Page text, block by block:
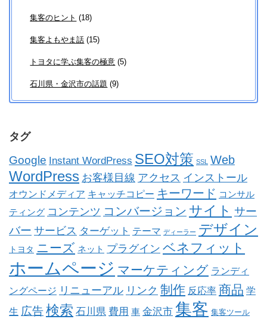
集客のヒント (18)
集客よもやま話 (15)
トヨタに学ぶ集客の極意 (5)
石川県・金沢市の話題 (9)
タグ
Google Instant WordPress SEO対策 SSL Web
WordPress お客様目線 アクセス インストール
オウンドメディア キャッチコピー キーワード コンサル
ティング コンテンツ コンバージョン サイト サー
バー サービス ターゲット テーマ ディーラー デザイン
トヨタ ニーズ ネット プラグイン ベネフィット
ホームページ マーケティング ランディ
ングページ リニューアル リンク 制作 反応率 商品 学
生 広告検索 石川県 費用 車 金沢市 集客 集客ツール